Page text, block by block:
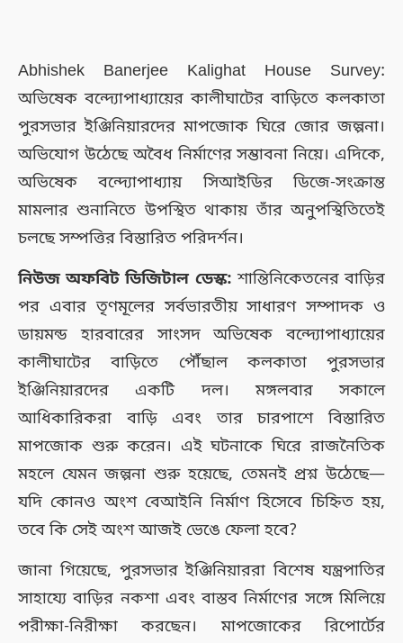
Abhishek Banerjee Kalighat House Survey:
অভিষেক বন্দ্যোপাধ্যায়ের কালীঘাটের বাড়িতে কলকাতা
পুরসভার ইঞ্জিনিয়ারদের মাপজোক ঘিরে জোর জল্পনা।
অভিযোগ উঠেছে অবৈধ নির্মাণের সম্ভাবনা নিয়ে। এদিকে,
অভিষেক বন্দ্যোপাধ্যায় সিআইডির ডিজে-সংক্রান্ত
মামলার শুনানিতে উপস্থিত থাকায় তাঁর অনুপস্থিতিতেই
চলছে সম্পত্তির বিস্তারিত পরিদর্শন।
নিউজ অফবিট ডিজিটাল ডেস্ক: শান্তিনিকেতনের বাড়ির
পর এবার তৃণমূলের সর্বভারতীয় সাধারণ সম্পাদক ও
ডায়মন্ড হারবারের সাংসদ অভিষেক বন্দ্যোপাধ্যায়ের
কালীঘাটের বাড়িতে পৌঁছাল কলকাতা পুরসভার
ইঞ্জিনিয়ারদের একটি দল। মঙ্গলবার সকালে
আধিকারিকরা বাড়ি এবং তার চারপাশে বিস্তারিত
মাপজোক শুরু করেন। এই ঘটনাকে ঘিরে রাজনৈতিক
মহলে যেমন জল্পনা শুরু হয়েছে, তেমনই প্রশ্ন উঠেছে—
যদি কোনও অংশ বেআইনি নির্মাণ হিসেবে চিহ্নিত হয়,
তবে কি সেই অংশ আজই ভেঙে ফেলা হবে?
জানা গিয়েছে, পুরসভার ইঞ্জিনিয়াররা বিশেষ যন্ত্রপাতির
সাহায্যে বাড়ির নকশা এবং বাস্তব নির্মাণের সঙ্গে মিলিয়ে
পরীক্ষা-নিরীক্ষা করছেন। মাপজোকের রিপোর্টের